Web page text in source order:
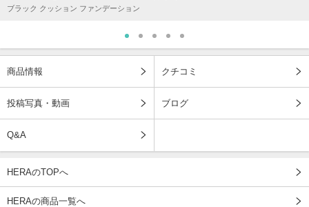
ブラック クッション ファンデーション
商品情報 クチコミ
投稿写真・動画 ブログ
Q&A
HERAのTOPへ
HERAの商品一覧へ